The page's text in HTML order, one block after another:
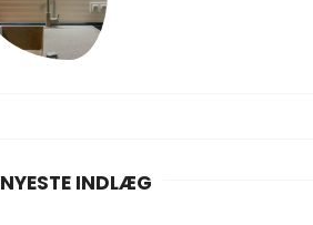
NYESTE INDLÆG